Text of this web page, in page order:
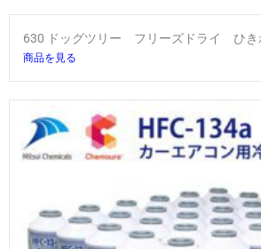
630 ドッグツリー フリーズドライ ひ
商品を見る